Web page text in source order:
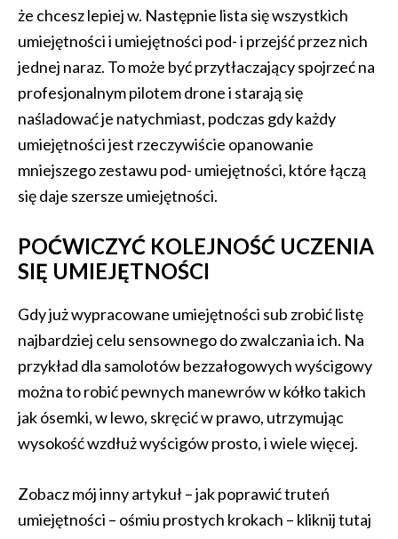
że chcesz lepiej w. Następnie lista się wszystkich
umiejętności i umiejętności pod- i przejść przez nich
jednej naraz. To może być przytłaczający spojrzeć na
profesjonalnym pilotem drone i starają się
naśladować je natychmiast, podczas gdy każdy
umiejętności jest rzeczywiście opanowanie
mniejszego zestawu pod- umiejętności, które łączą
się daje szersze umiejętności.
POĆWICZYĆ KOLEJNOŚĆ UCZENIA
SIĘ UMIEJĘTNOŚCI
Gdy już wypracowane umiejętności sub zrobić listę
najbardziej celu sensownego do zwalczania ich. Na
przykład dla samolotów bezzałogowych wyścigowy
można to robić pewnych manewrów w kółko takich
jak ósemki, w lewo, skręcić w prawo, utrzymując
wysokość wzdłuż wyścigów prosto, i wiele więcej.
Zobacz mój inny artykuł – jak poprawić truteń
umiejętności – ośmiu prostych krokach – kliknij tutaj